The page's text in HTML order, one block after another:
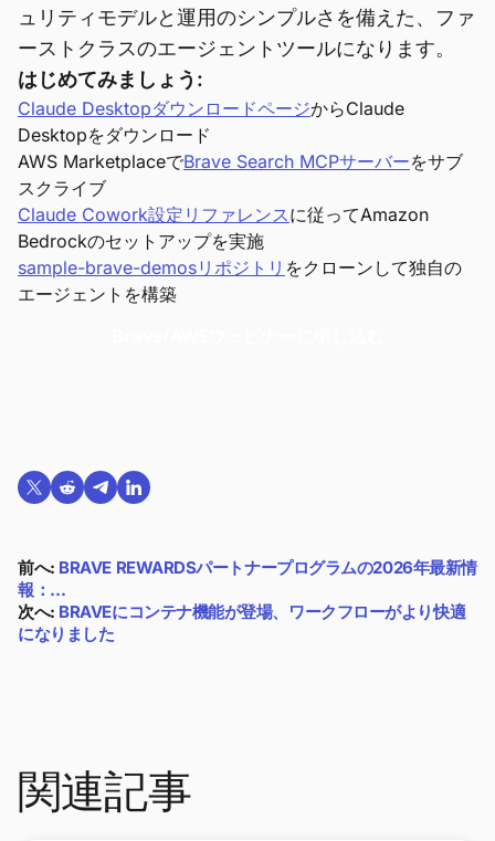
ュリティモデルと運用のシンプルさを備えた、ファ
ーストクラスのエージェントツールになります。
はじめてみましょう:
Claude DesktopダウンロードページからClaude
Desktopをダウンロード
AWS MarketplaceでBrave Search MCPサーバーをサブ
スクライブ
Claude Cowork設定リファレンス に従ってAmazon
Bedrockのセットアップを実施
sample-brave-demosリポジトリ をクローンして独自の
エージェントを構築
Twitterで共有する
Reddit で共有
Telegramで共有
LinkedInで共有
前へ: BRAVE REWARDSパートナープログラムの2026年最新情
報：…
次へ: BRAVEにコンテナ機能が登場、ワークフローがより快適
になりました
関連記事